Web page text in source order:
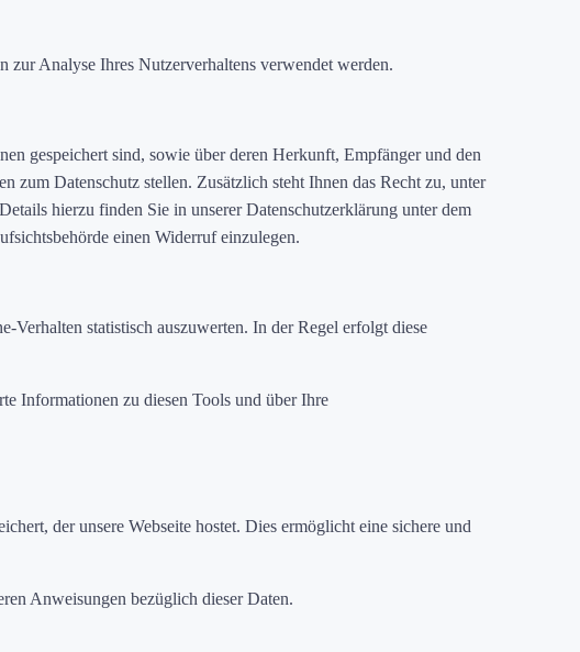
Analyse Ihres Nutzerverhaltens verwendet werden.
gespeichert sind, sowie über deren Herkunft, Empfänger und den
zum Datenschutz stellen. Zusätzlich steht Ihnen das Recht zu, unter
hierzu finden Sie in unserer Datenschutzerklärung unter dem
einen Widerruf einzulegen.
Verhalten statistisch auszuwerten. In der Regel erfolgt diese
Informationen zu diesen Tools und über Ihre
der unsere Webseite hostet. Dies ermöglicht eine sichere und
Anweisungen bezüglich dieser Daten.